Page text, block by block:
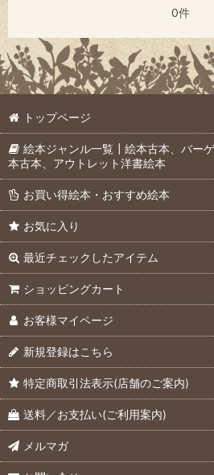
0件
トップページ
絵本ジャンル一覧┃絵本古本、バー
本古本、アウトレット洋書絵本
お買い得絵本・おすすめ絵本
お気に入り
最近チェックしたアイテム
ショッピングカート
お客様マイページ
新規登録はこちら
特定商取引法表示(店舗のご案内)
送料／お支払い(ご利用案内)
メルマガ